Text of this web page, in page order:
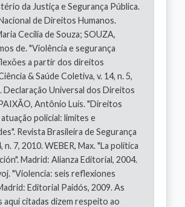
da Justiça e Segurança Pública.
de Direitos Humanos.
Cecília de Souza; SOUZA,
de. "Violência e segurança
a partir dos direitos
& Saúde Coletiva, v. 14, n. 5,
Declaração Universal dos Direitos
Antônio Luís. "Direitos
policial: limites e
Revista Brasileira de Segurança
n. 7, 2010. WEBER, Max. "La política
Madrid: Alianza Editorial, 2004.
"Violencia: seis reflexiones
Editorial Paidós, 2009. As
aqui citadas dizem respeito ao